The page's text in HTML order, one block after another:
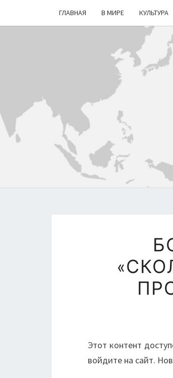
ГЛАВНАЯ В МИРЕ КУЛЬТУРА
Этот контент
войдите на сайт.